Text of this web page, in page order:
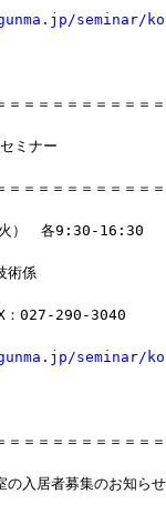
seminar/
＝＝＝＝＝＝＝＝＝＝
ミナー
＝＝＝＝＝＝＝＝＝＝
火）　各9:30-16:30
術係
027-290-3040
seminar/
＝＝＝＝＝＝＝＝＝＝
の入居者募集のお知